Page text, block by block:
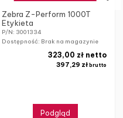
Zebra Z-Perform 1000T
Etykieta
P/N: 3001334
Dostępność: Brak na magazynie
397,29 zł brutto
323,00 zł netto
Podgląd